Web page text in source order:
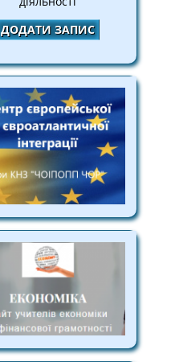
ДОДАТИ ЗАПИС